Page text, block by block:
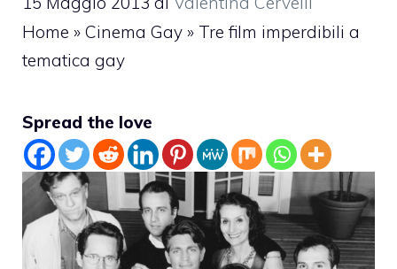
Home » Cinema Gay » Tre film imperdibili a
tematica gay
Spread the love